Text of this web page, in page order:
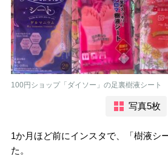
100円ショップ「ダイソー」の足裏樹液シート
写真5枚
1か月ほど前にインスタで、「樹液シ
た。